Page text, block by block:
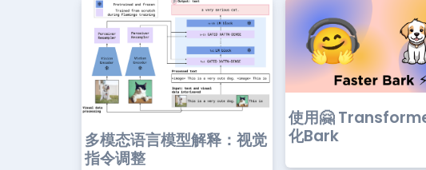
多模态语言模型解释：视觉
指令调整
使用🤗
化Bark